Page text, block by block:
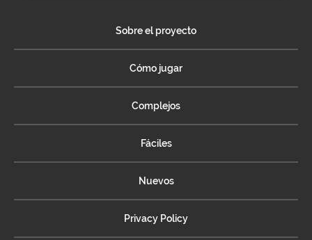
Sobre el proyecto
Cómo jugar
Complejos
Fáciles
Nuevos
Privacy Policy